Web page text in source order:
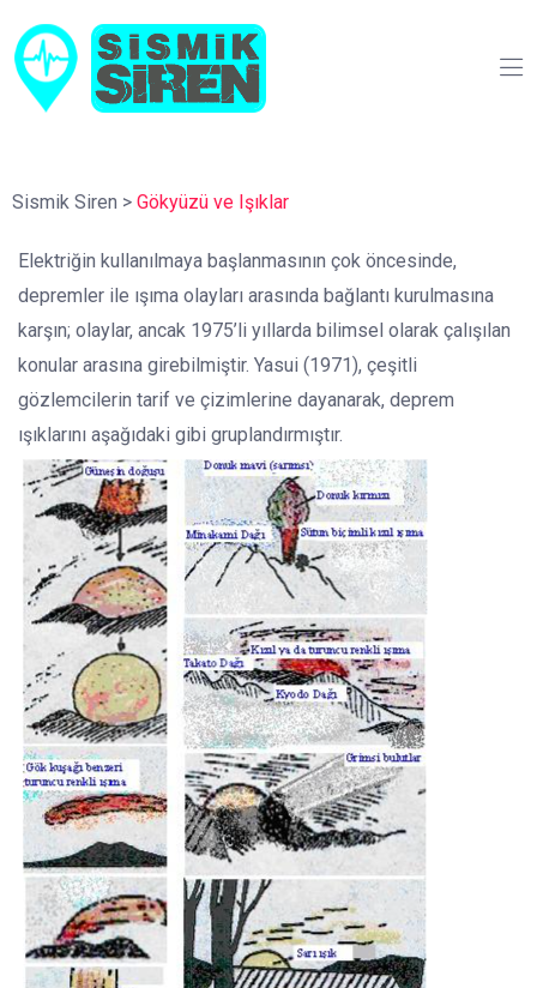
Sismik Siren > Gökyüzü ve Işıklar
Elektriğin kullanılmaya başlanmasının çok öncesinde,
depremler ile ışıma olayları arasında bağlantı kurulmasına
karşın; olaylar, ancak 1975’li yıllarda bilimsel olarak çalışılan
konular arasına girebilmiştir. Yasui (1971), çeşitli
gözlemcilerin tarif ve çizimlerine dayanarak, deprem
ışıklarını aşağıdaki gibi gruplandırmıştır.